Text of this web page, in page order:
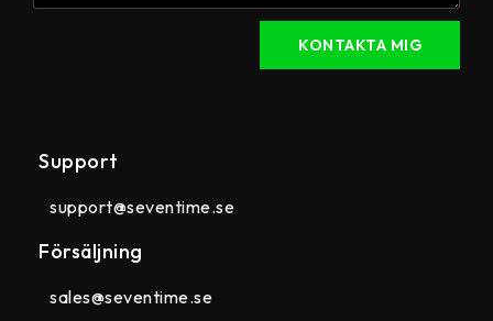
KONTAKTA MIG
Support
support@seventime.se
Försäljning
sales@seventime.se